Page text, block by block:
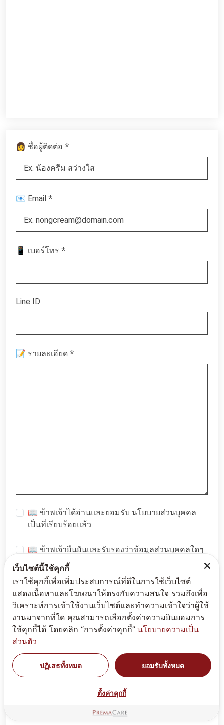
👩 ชื่อผู้ติดต่อ *
📧 Email *
📱 เบอร์โทร *
Line ID
📝 รายละเอียด *
📖 ข้าพเจ้าได้อ่านและยอมรับ นโยบายส่วนบุคคล
เป็นที่เรียบร้อยแล้ว
📖 ข้าพเจ้ายืนยันและรับรองว่าข้อมูลส่วนบุคคลใดๆ
ที่ได้ให้ไว้แก่บริษัทนั้นเป็นความจริง ถูกต้องสมบูรณ์
และเป็นปัจจุบัน และหากข้อมูลส่วนบุคคลของบุคคล
อื่นใดที่ข้าพเจ้ากรอกไว้และได้ให้ไว้แก่บริษัท
ข้าพเจ้ารับรองว่าบุคคบเหล่านั้นได้รับแจ้ง หรือให้
ความยินยอมแก่ข้าพเจ้า หรือมีอำนาจโดยชอบด้วย
กฏหมายในการเปิดเผยข้อมูลส่วนบุคคลของบุคคล
เล่านั้นต่อบริษัท
📖 ข้าพเจ้ายินดีรับข้อมูลข่าวสารของผลิตภัณฑ์และ
บริการ การสื่อสารทางการตลาด สิทธิประโยชน์
ข้อเสนอบริการที่เป็นประโยชน์ จากบริษัทพรีมา แคร์
อีเมล์หรือช่องทางออนไลน์อย่างสม่ำเสมอ ฉัน
เว็บไซต์นี้ใช้คุกกี้
เราใช้คุกกี้เพื่อเพิ่มประสบการณ์ที่ดีในการใช้เว็บไซต์
แสดงเนื้อหาและโฆษณาให้ตรงกับความสนใจ รวมถึงเพื่อ
วิเคราะห์การเข้าใช้งานเว็บไซต์และทำความเข้าใจว่าผู้ใช้
งานมาจากที่ใด คุณสามารถเลือกตั้งค่าความยินยอมการ
ใช้คุกกี้ได้ โดยคลิก “การตั้งค่าคุกกี้” นโยบายความเป็น
ส่วนตัว
ปฏิเสธทั้งหมด ยอมรับทั้งหมด
ตั้งค่าคุกกี้